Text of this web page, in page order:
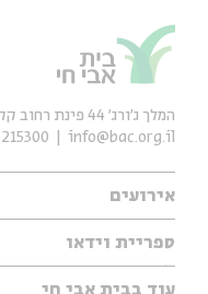
אירועים
עיון
אנגלית
ספריית וידאו
ילדים
עוד בבית אבי חי
המלך ג'ורג' 44 פינת רחוב קק״ל, ירושלים
info@bac.org.il